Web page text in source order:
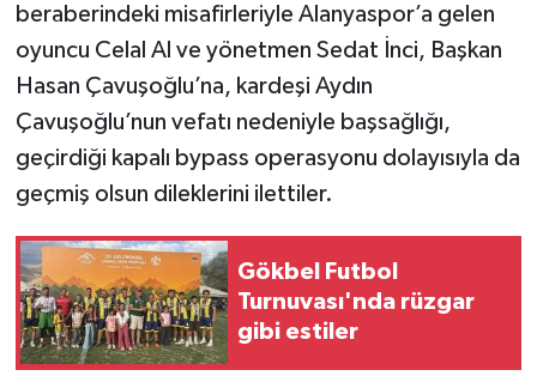
beraberindeki misafirleriyle Alanyaspor’a gelen
oyuncu Celal Al ve yönetmen Sedat İnci, Başkan
Hasan Çavuşoğlu’na, kardeşi Aydın
Çavuşoğlu’nun vefatı nedeniyle başsağlığı,
geçirdiği kapalı bypass operasyonu dolayısıyla da
geçmiş olsun dileklerini ilettiler.
Gökbel Futbol
Turnuvası'nda rüzgar
gibi estiler